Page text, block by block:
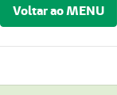
Voltar ao MENU